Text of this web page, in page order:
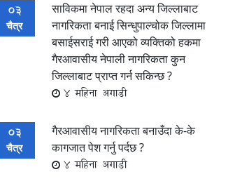
03
चैत्र
साविकमा नेपाल रहदा अन्य जिल्लाबाट
नागरिकता बनाई सिन्धुपाल्चोक जिल्लामा
बसाईसराई गरी आएको व्यक्तिको हकमा
गैरआवासीय नेपाली नागरिकता कुन
जिल्लाबाट प्राप्त गर्न सकिन्छ ?
4 महिना अगाडी
03
चैत्र
गैरआवासीय नागरिकता बनाउँदा के-के
कागजात पेश गर्नु पर्दछ ?
4 महिना अगाडी